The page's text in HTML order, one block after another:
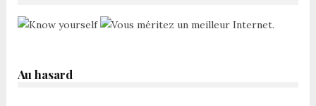
Au hasard